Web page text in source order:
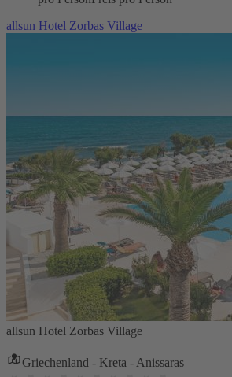
allsun Hotel Zorbas Village
allsun Hotel Zorbas Village
Griechenland - Kreta - Anissaras